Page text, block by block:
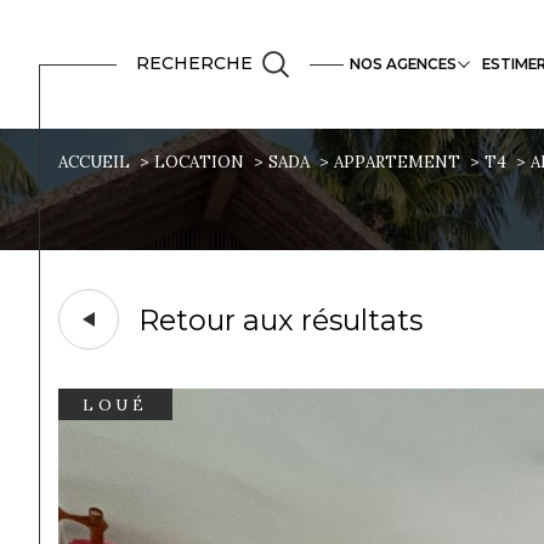
NOS AGENCES
Mayotte
Biens vendus
VenteRECHERCHE
ACCUEIL LOCATION SADA APPARTEMENT T4
Retour aux résultats
LOUÉ